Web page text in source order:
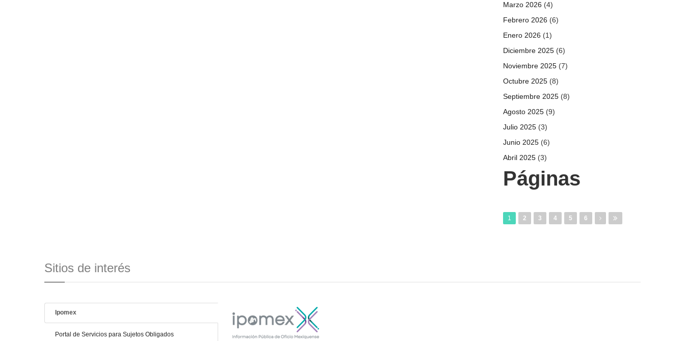
Marzo 2026 (4)
Febrero 2026 (6)
Enero 2026 (1)
Diciembre 2025 (6)
Noviembre 2025 (7)
Octubre 2025 (8)
Septiembre 2025 (8)
Agosto 2025 (9)
Julio 2025 (3)
Junio 2025 (6)
Abril 2025 (3)
Páginas
1 2 3 4 5 6
Sitios de interés
Ipomex
Portal de Servicios para Sujetos Obligados